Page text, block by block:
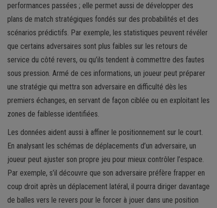
performances passées ; elle permet aussi de développer des
plans de match stratégiques fondés sur des probabilités et des
scénarios prédictifs. Par exemple, les statistiques peuvent révéler
que certains adversaires sont plus faibles sur les retours de
service du côté revers, ou qu’ils tendent à commettre des fautes
sous pression. Armé de ces informations, un joueur peut préparer
une stratégie qui mettra son adversaire en difficulté dès les
premiers échanges, en servant de façon ciblée ou en exploitant les
zones de faiblesse identifiées.
Les données aident aussi à affiner le positionnement sur le court.
En analysant les schémas de déplacements d’un adversaire, un
joueur peut ajuster son propre jeu pour mieux contrôler l’espace.
Par exemple, s’il découvre que son adversaire préfère frapper en
coup droit après un déplacement latéral, il pourra diriger davantage
de balles vers le revers pour le forcer à jouer dans une position